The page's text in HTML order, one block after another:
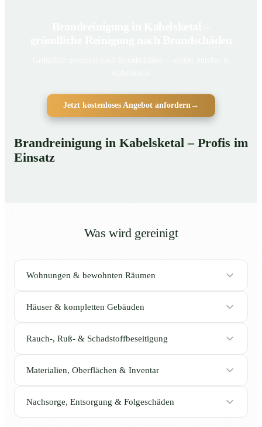
Jetzt kostenloses Angebot anfordern→
Brandreinigung in Kabelsketal – Profis im
Einsatz
Was wird gereinigt
Wohnungen & bewohnten Räumen
Häuser & kompletten Gebäuden
Rauch-, Ruß- & Schadstoffbeseitigung
Materialien, Oberflächen & Inventar
Nachsorge, Entsorgung & Folgeschäden